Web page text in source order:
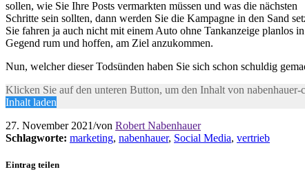
sollen, wie Sie Ihre Posts vermarkten müssen und was die nächsten
Schritte sein sollten, dann werden Sie die Kampagne in den Sand
Sie fahren ja auch nicht mit einem Auto ohne Tankanzeige planlos
Gegend rum und hoffen, am Ziel anzukommen.
Nun, welcher dieser Todsünden haben Sie sich schon schuldig
Klicken Sie auf den unteren Button, um den Inhalt von nabenhauer-
Inhalt laden
27. November 2021/von Robert Nabenhauer
Schlagworte: marketing, nabenhauer, Social Media, vertrieb
Eintrag teilen